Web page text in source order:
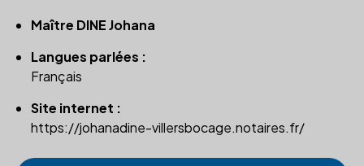
Maître DINE Johana
Langues parlées :
Français
Site internet :
https://johanadine-villersbocage.notaires.fr/